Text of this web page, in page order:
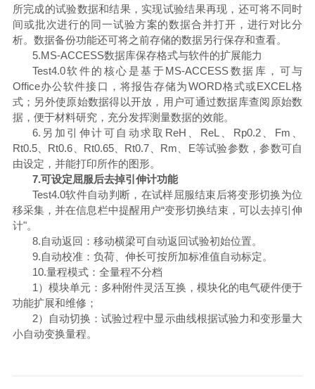
所完成的试验数据和结果，实现试验结果再现，还可将不同时
间或批次进行的同一试验方案的数据合并打开，进行对比分
析。数据备份功能还可将之前存储的数据另行保存和查看。
5.MS-ACCESS数据库保存格式与软件的扩展能力
Test4.0软件的核心是基于MS-ACCESS数据库，可与
Office办公软件接口，将报告存储为WORD格式或EXCEL格
式；另外使原始数据得以开放，用户可通过数据库查阅原始数
据，便于材料研究，充分发挥测量数据的效能。
6.另加引伸计可自动求取ReH、ReL、Rp0.2、Fm、
Rt0.5、Rt0.6、Rt0.65、Rt0.7、Rm、E等试验参数，参数可自
由设定，并能打印所作的图形。
7.可设定屈服后去掉引伸计功能
Test4.0软件自动判断，在试样屈服结束后将变形切换为位
移采集，并在信息栏中提醒用户“变形切换结束，可以去掉引伸
计"。
8.自动返回：移动横梁可自动返回试验初始位置。
9.自动校准：负荷、伸长可按所加标准值自动标定。
10.量程模式：全量程不分档
1）模块单元：多种附件灵活互换，模块化的电气硬件便于
功能扩展和维修；
2）自动切换：试验过程中显示曲线根据试验力和变形量大
小自动变换量程。